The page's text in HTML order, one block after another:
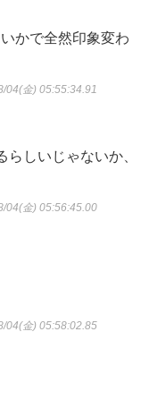
かで全然印象変わ
04(金) 05:55:34.91
らしいじゃないか、
04(金) 05:56:45.00
04(金) 05:58:02.85